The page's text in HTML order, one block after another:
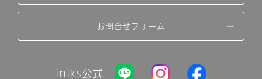
お問合せフォーム
iniks公式